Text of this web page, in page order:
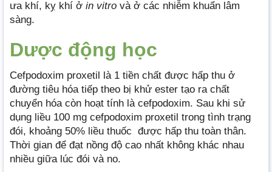
ưa khí, kỵ khí ở in vitro và ở các nhiễm khuẩn lâm
sàng.
Dược động học
Cefpodoxim proxetil là 1 tiền chất được hấp thu ở
đường tiêu hóa tiếp theo bị khử ester tạo ra chất
chuyển hóa còn hoạt tính là cefpodoxim. Sau khi sử
dụng liều 100 mg cefpodoxim proxetil trong tình trạng
đói, khoảng 50% liều thuốc được hấp thu toàn thân.
Thời gian để đạt nồng độ cao nhất không khác nhau
nhiều giữa lúc đói và no.